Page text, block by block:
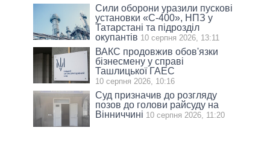
Сили оборони уразили пускові
установки «С-400», НПЗ у
Татарстані та підрозділ
окупантів 10 серпня 2026, 13:11
ВАКС продовжив обов'язки
бізнесмену у справі
Ташлицької ГАЕС
10 серпня 2026, 10:16
Суд призначив до розгляду
позов до голови райсуду на
Вінниччині 10 серпня 2026, 11:20